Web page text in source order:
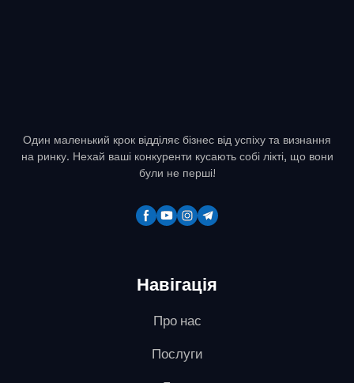
Один маленький крок відділяє бізнес від успіху та визнання
на ринку. Нехай ваші конкуренти кусають собі лікті, що вони
були не перші!
Навігація
Про нас
Послуги